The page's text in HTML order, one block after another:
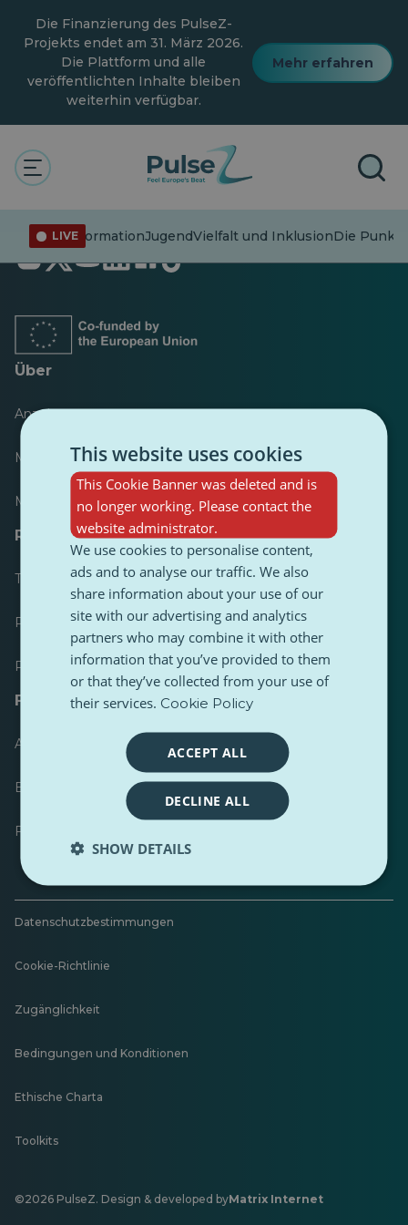
Hauptinhalt
springen
Die Finanzierung des PulseZ-
Projekts endet am 31. März 2026.
Die Plattform und alle
veröffentlichten Inhalte bleiben
weiterhin verfügbar.
Mehr erfahren
LIVE
FehlinformationJugendVielfalt und InklusionDie
Öffnet
in
Registerkarte
Öffnet
in
Registerkarte
Öffnet
in
Registerkarte
in
Registerkarte
in
Registerkarte
in
Über
Anzeiger
Meist veröffentlicht
Meist befolgt
Ressourcen für Journalisten
Toolkits
PulseZ Content Style Guide
PulseZ Beitragsleitfaden für Autoren
FAQs
Anfrage einreichen
Ein Problem melden
Feedback hinterlassen
Datenschutzbestimmungen
Cookie-Richtlinie
Zugänglichkeit
Bedingungen und Konditionen
Ethische Charta
Toolkits
©2026 PulseZ. Design & developed byMatrix Internet
Öffnet
This website uses cookies
This Cookie Banner was deleted and is
no longer working. Please contact the
website administrator.
We use cookies to personalise content,
ads and to analyse our traffic. We also
share information about your use of our
site with our advertising and analytics
partners who may combine it with other
information that you’ve provided to them
or that they’ve collected from your use of
their services. Cookie Policy
ACCEPT ALL
DECLINE ALL
SHOW DETAILS